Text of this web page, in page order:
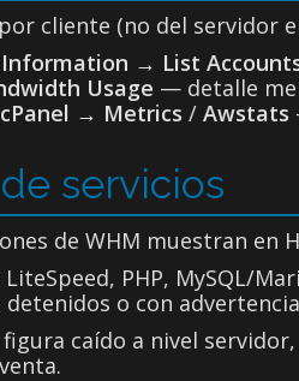
cliente (no del servidor
→ List
Usage — detalle
cPanel → Metrics / Awstats
servicios
de WHM muestran en
PHP, MySQL/
detenidos o con
caído a nivel